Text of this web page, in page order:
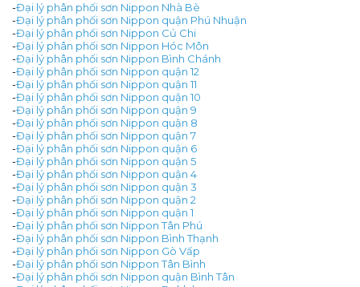
-Đại lý phân phối sơn Nippon Nhà Bè
-Đại lý phân phối sơn Nippon quận Phú Nhuận
-Đại lý phân phối sơn Nippon Củ Chi
-Đại lý phân phối sơn Nippon Hóc Môn
-Đại lý phân phối sơn Nippon Bình Chánh
-Đại lý phân phối sơn Nippon quận 12
-Đại lý phân phối sơn Nippon quận 11
-Đại lý phân phối sơn Nippon quận 10
-Đại lý phân phối sơn Nippon quận 9
-Đại lý phân phối sơn Nippon quận 8
-Đại lý phân phối sơn Nippon quận 7
-Đại lý phân phối sơn Nippon quận 6
-Đại lý phân phối sơn Nippon quận 5
-Đại lý phân phối sơn Nippon quận 4
-Đại lý phân phối sơn Nippon quận 3
-Đại lý phân phối sơn Nippon quận 2
-Đại lý phân phối sơn Nippon quận 1
-Đại lý phân phối sơn Nippon Tân Phú
-Đại lý phân phối sơn Nippon Bình Thạnh
-Đại lý phân phối sơn Nippon Gò Vấp
-Đại lý phân phối sơn Nippon Tân Bình
-Đại lý phân phối sơn Nippon quận Bình Tân